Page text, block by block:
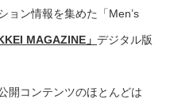
ョン情報を集めた「Men’s
MAGAZINE」 デジタル版
開コンテンツのほとんどは